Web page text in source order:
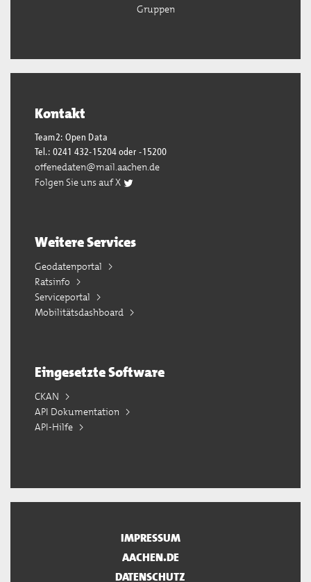
Gruppen
Kontakt
Team2: Open Data
Tel.: 0241 432-15204 oder -15200
offenedaten@mail.aachen.de
Folgen Sie uns auf X
Weitere Services
Geodatenportal
Ratsinfo
Serviceportal
Mobilitätsdashboard
Eingesetzte Software
CKAN
API Dokumentation
API-Hilfe
IMPRESSUM
AACHEN.DE
DATENSCHUTZ